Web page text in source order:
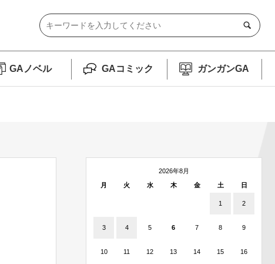
GAノベル GAコミック ガンガンGA
2026年8月
月
火 水 木 金 土 日
1 2
3 4 5 6 7 8 9
10 11 12 13 14 15 16